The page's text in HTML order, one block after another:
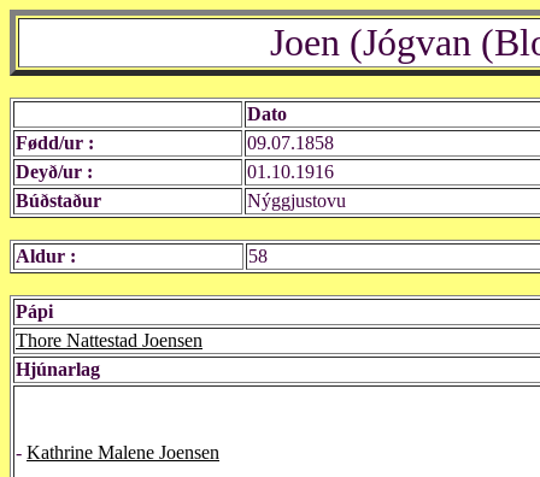
Joen (Jógvan
Dato
Fødd/ur :
09.07.1858
Deyð/ur :
01.10.1916
Búðstaður
Nýggjustovu
Aldur : 58
Pápi
Thore Nattestad Joensen
Hjúnarlag
- Kathrine Malene Joensen